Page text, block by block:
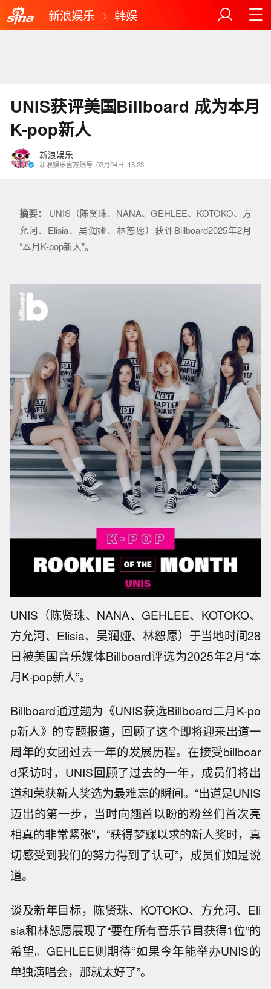
新浪娱乐 韩娱
UNIS获评美国Billboard 成为本月
K-pop新人
新浪娱乐
新浪娱乐官方账号 03月04日 15:23
摘要：
UNIS（陈贤珠、NANA、GEHLEE、KOTOKO、方
允河、Elisia、吴润娅、林恕愿）获评Billboard2025年2月
“本月K-pop新人”。
UNIS（陈贤珠、NANA、GEHLEE、KOTOKO、
方允河、Elisia、吴润娅、林恕愿）于当地时间28
日被美国音乐媒体Billboard评选为2025年2月“本
月K-pop新人”。
Billboard通过题为《UNIS获选Billboard二月K-po
p新人》的专题报道，回顾了这个即将迎来出道一
周年的女团过去一年的发展历程。在接受billboar
d采访时，UNIS回顾了过去的一年，成员们将出
道和荣获新人奖选为最难忘的瞬间。“出道是UNIS
迈出的第一步，当时向翘首以盼的粉丝们首次亮
相真的非常紧张”，“获得梦寐以求的新人奖时，真
切感受到我们的努力得到了认可”，成员们如是说
道。
谈及新年目标，陈贤珠、KOTOKO、方允河、Eli
sia和林恕愿展现了“要在所有音乐节目获得1位”的
希望。GEHLEE则期待“如果今年能举办UNIS的
单独演唱会，那就太好了”。